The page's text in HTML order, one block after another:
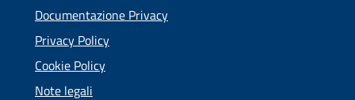
Documentazione Privacy
Privacy Policy
Cookie Policy
Note legali